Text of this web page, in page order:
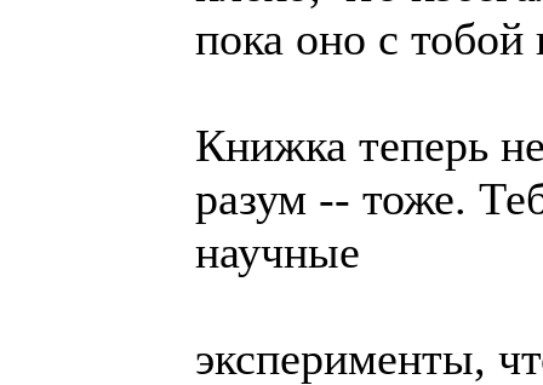
пока оно с тобой
Книжка теперь
разум -- тоже.
научные
эксперименты,